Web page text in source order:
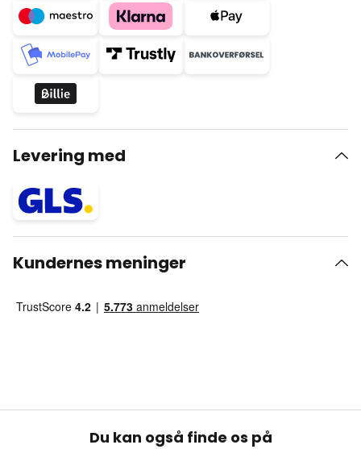
Levering med
Kundernes meninger
Du kan også finde os på